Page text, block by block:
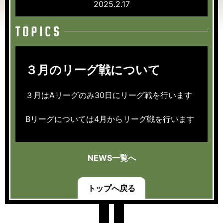
2025.2.17
３月のリーグ戦について
３月はAリーグのみ30日にリーグ戦を行います
Bリーグについては4月からリーグ戦を行います
NEWS一覧へ
トップへ戻る